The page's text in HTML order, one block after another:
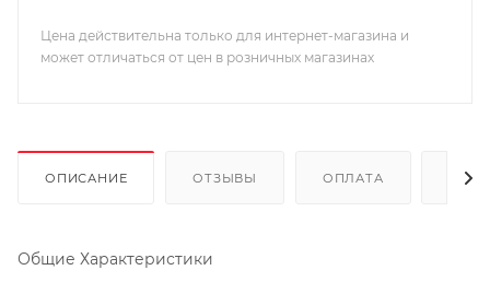
Цена действительна только для интернет-магазина и
может отличаться от цен в розничных магазинах
ОПИСАНИЕ ОТЗЫВЫ ОПЛАТА
Общие Характеристики